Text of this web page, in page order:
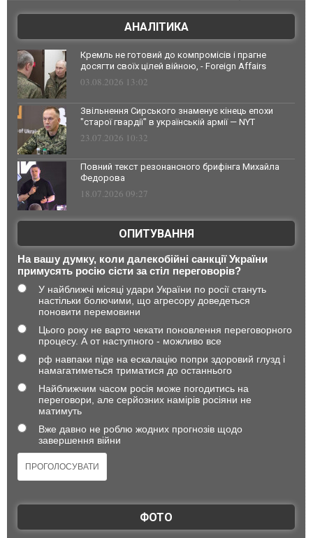
АНАЛІТИКА
Кремль не готовий до компромісів і прагне
досягти своїх цілей війною, - Foreign Affairs
03.08.2026 13:02
Звільнення Сирського знаменує кінець епохи
"старої гвардії" в українській армії — NYT
23.07.2026 10:32
Повний текст резонансного брифінга Михайла
Федорова
18.07.2026 09:27
ОПИТУВАННЯ
На вашу думку, коли далекобійні санкції України
примусять росію сісти за стіл переговорів?
У найближчі місяці удари України по росії стануть
настільки болючими, що агресору доведеться
поновити перемовини
Цього року не варто чекати поновлення переговорного
процесу. А от наступного - можливо все
рф навпаки піде на ескалацію попри здоровий глузд і
намагатиметься триматися до останнього
Найближчим часом росія може погодитись на
переговори, але серйозних намірів росіяни не
матимуть
Вже давно не роблю жодних прогнозів щодо
завершення війни
ФОТО